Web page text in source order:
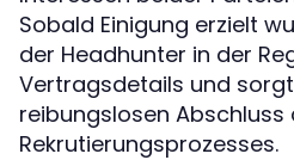
Sobald Einigung erzielt
der Headhunter in der
Vertragsdetails und
reibungslosen Abschluss
Rekrutierungsprozesses.